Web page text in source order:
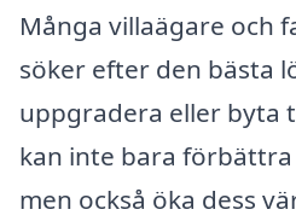
Många villaägare och
söker efter den bästa
uppgradera eller byta
kan inte bara
men också öka dess